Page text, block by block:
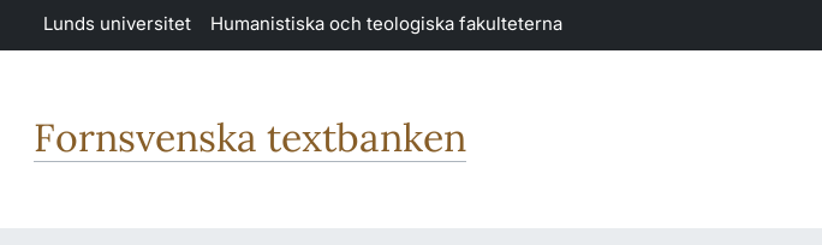
Hoppa till huvudinnehåll
Lunds universitet Humanistiska och teologiska fakulteterna
Fornsvenska textbanken